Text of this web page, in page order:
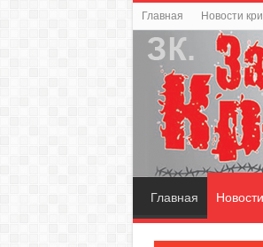
Главная Новости
Главная